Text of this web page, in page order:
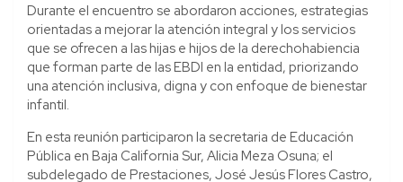
Durante el encuentro se abordaron acciones, estrategias
orientadas a mejorar la atención integral y los servicios
que se ofrecen a las hijas e hijos de la derechohabiencia
que forman parte de las EBDI en la entidad, priorizando
una atención inclusiva, digna y con enfoque de bienestar
infantil.
En esta reunión participaron la secretaria de Educación
Pública en Baja California Sur, Alicia Meza Osuna; el
subdelegado de Prestaciones, José Jesús Flores Castro,